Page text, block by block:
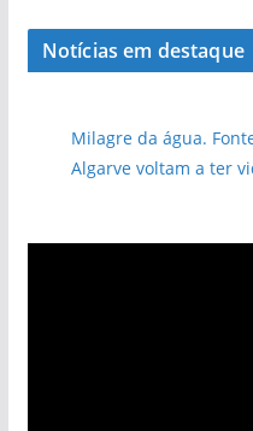
Notícias em destaque
Milagre da água.
Algarve voltam a ter